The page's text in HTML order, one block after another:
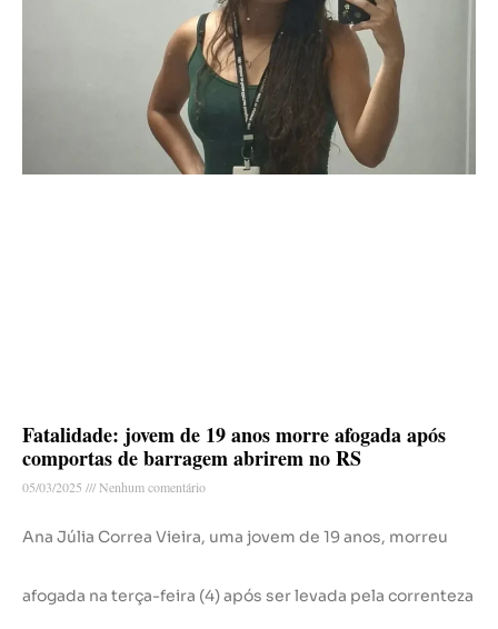
Fatalidade: jovem de 19 anos morre afogada após
comportas de barragem abrirem no RS
05/03/2025 Nenhum comentário
Ana Júlia Correa Vieira, uma jovem de 19 anos, morreu
afogada na terça-feira (4) após ser levada pela correnteza